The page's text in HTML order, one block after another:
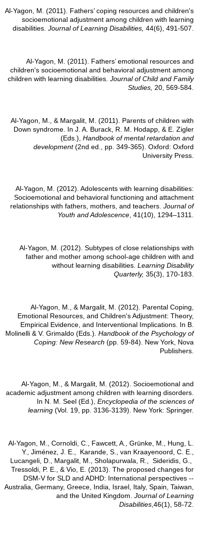
Al-Yagon, M. (2011). Fathers’ coping resources and children's
socioemotional adjustment among children with learning
disabilities. Journal of Learning Disabilities, 44(6), 491-507.
Al-Yagon, M. (2011). Fathers’ emotional resources and
children's socioemotional and behavioral adjustment among
children with learning disabilities. Journal of Child and Family
Studies, 20, 569-584.
Al-Yagon, M., & Margalit, M. (2011). Parents of children with
Down syndrome. In J. A. Burack, R. M. Hodapp, & E. Zigler
(Eds.), Handbook of mental retardation and
development(2nd ed., pp. 349-365). Oxford: Oxford
University Press.
Al-Yagon, M. (2012). Adolescents with learning disabilities:
Socioemotional and behavioral functioning and attachment
relationships with fathers, mothers, and teachers. Journal of
Youth and Adolescence, 41(10), 1294–1311.
Al-Yagon, M. (2012). Subtypes of close relationships with
father and mother among school-age children with and
without learning disabilities. Learning Disability
Quarterly, 35(3), 170-183.
Al-Yagon, M., & Margalit, M. (2012). Parental Coping,
Emotional Resources, and Children's Adjustment: Theory,
Empirical Evidence, and Interventional Implications. In B.
Molinelli & V. Grimaldo (Eds.). Handbook of the Psychology of
Coping: New Research (pp. 59-84). New York, Nova
Publishers.
Al-Yagon, M., & Margalit, M. (2012). Socioemotional and
academic adjustment among children with learning disorders.
In N. M. Seel (Ed.), Encyclopedia of the sciences of
learning (Vol. 19, pp. 3136-3139). New York: Springer.
Al-Yagon, M., Cornoldi, C., Fawcett, A., Grünke, M., Hung, L.
Y., Jiménez, J. E., Karande, S., van Kraayenoord, C. E.,
Lucangeli, D., Margalit, M., Sholapurwala, R., Sideridis, G.,
Tressoldi, P. E., & Vio, E. (2013). The proposed changes for
DSM-V for SLD and ADHD: International perspectives --
Australia, Germany, Greece, India, Israel, Italy, Spain, Taiwan,
and the United Kingdom. Journal of Learning
Disabilities,46(1), 58-72.